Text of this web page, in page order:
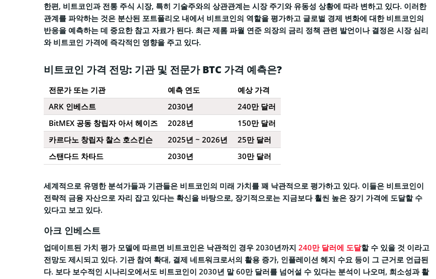
한편, 비트코인과 전통 주식 시장, 특히 기술주와의 상관관계는 시장 주기와 유동성 상황에 따라 변하고 있다. 이러한
관계를 파악하는 것은 분산된 포트폴리오 내에서 비트코인의 역할을 평가하고 글로벌 경제 변화에 대한 비트코인의
반응을 예측하는 데 중요한 참고 자료가 된다. 최근 제롬 파월 연준 의장의 금리 정책 관련 발언이나 결정은 시장 심리
와 비트코인 가격에 즉각적인 영향을 주고 있다.
비트코인 가격 전망: 기관 및 전문가 BTC 가격 예측은?
전문가 또는 기관 예측 연도
예상 가격
ARK 인베스트
2030년
240만 달러
BitMEX 공동 창립자 아서 헤이즈
2028년
150만 달러
카르다노 창립자 찰스 호스킨슨
2025년 ~ 2026년
25만 달러
스탠다드 차타드
2030년 30만 달러
세계적으로 유명한 분석가들과 기관들은 비트코인의 미래 가치를 꽤 낙관적으로 평가하고 있다. 이들은 비트코인이
전략적 금융 자산으로 자리 잡고 있다는 확신을 바탕으로, 장기적으로는 지금보다 훨씬 높은 장기 가격에 도달할 수
있다고 보고 있다.
아크 인베스트
업데이트된 가치 평가 모델에 따르면 비트코인은 낙관적인 경우 2030년까지 240만 달러에 도달할 수 있을 것 이라고
전망도 제시되고 있다. 기관 참여 확대, 결제 네트워크로서의 활용 증가, 인플레이션 헤지 수요 등이 그 근거로 언급된
다. 보다 보수적인 시나리오에서도 비트코인이 2030년 말 60만 달러를 넘어설 수 있다는 분석이 나오며, 희소성과 활